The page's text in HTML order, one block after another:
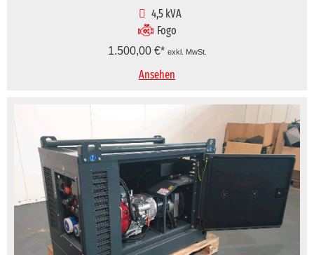
4,5 kVA
Fogo
1.500,00 € exkl. MwSt.
Ansehen